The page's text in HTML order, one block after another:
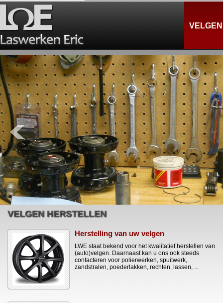
VELGEN HERSTELLEN
Herstelling van uw velgen
LWE staat bekend voor het kwalitatief herstellen van
(auto)velgen. Daarnaast kan u ons ook steeds
contacteren voor polierwerken, spuitwerk,
zandstralen, poederlakken, rechten, lassen, ...